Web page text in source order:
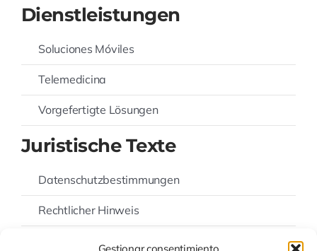
Dienstleistungen
Soluciones Móviles
Telemedicina
Vorgefertigte Lösungen
Juristische Texte
Datenschutzbestimmungen
Rechtlicher Hinweis